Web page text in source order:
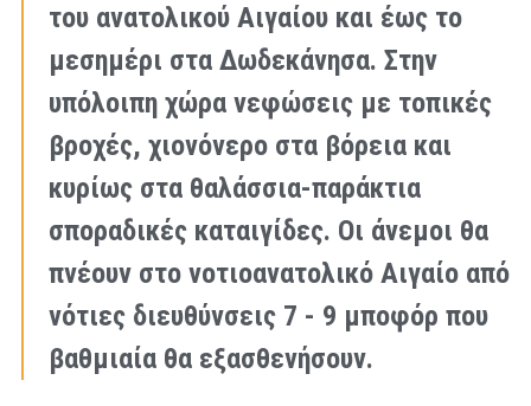
του ανατολικού Αιγαίου και έως το
μεσημέρι στα Δωδεκάνησα. Στην
υπόλοιπη χώρα νεφώσεις με τοπικές
βροχές, χιονόνερο στα βόρεια και
κυρίως στα θαλάσσια-παράκτια
σποραδικές καταιγίδες. Οι άνεμοι θα
πνέουν στο νοτιοανατολικό Αιγαίο από
νότιες διευθύνσεις 7 - 9 μποφόρ που
βαθμιαία θα εξασθενήσουν.